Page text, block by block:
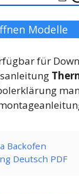
Modelle
für
Backofen
Deutsch PDF